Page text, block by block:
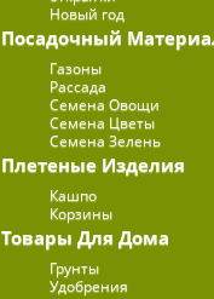
Новый год
Посадочный
Газоны
Рассада
Семена Овощи
Семена Цветы
Семена Зелень
Плетеные Изделия
Кашпо
Корзины
Товары Для Дома
Грунты
Удобрения